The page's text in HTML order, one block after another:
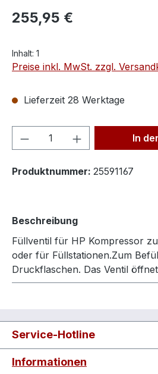
255,95 €
Inhalt: 1
Preise inkl. MwSt. zzgl.
Lieferzeit 28 Werktage
Produkt Anzahl: Gib
In
Produktnummer: 25591167
Beschreibung
Füllventil für HP Kompressor
oder für Füllstationen.Zum
Druckflaschen. Das Ventil
Service-Hotline
Informationen